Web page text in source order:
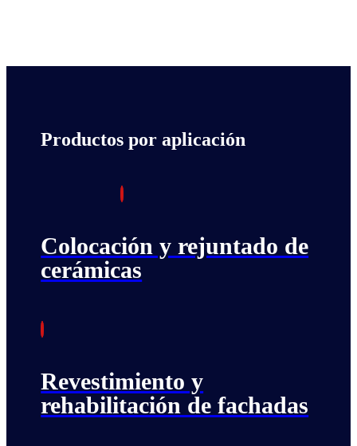
Productos por aplicación
Colocación y rejuntado de
cerámicas
Revestimiento y
rehabilitación de fachadas